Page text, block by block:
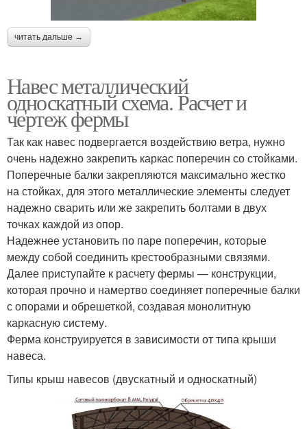
читать дальше →
Навес металлический
односкатный схема. Расчет и
чертеж фермы
Так как навес подвергается воздействию ветра, нужно
очень надежно закрепить каркас поперечин со стойками.
Поперечные балки закрепляются максимально жестко
на стойках, для этого металлические элементы следует
надежно сварить или же закрепить болтами в двух
точках каждой из опор.
Надежнее установить по паре поперечин, которые
между собой соединить крестообразными связями.
Далее приступайте к расчету фермы — конструкции,
которая прочно и намертво соединяет поперечные балки
с опорами и обрешеткой, создавая монолитную
каркасную систему.
Ферма конструируется в зависимости от типа крыши
навеса.
Типы крыш навесов (двускатный и односкатный)